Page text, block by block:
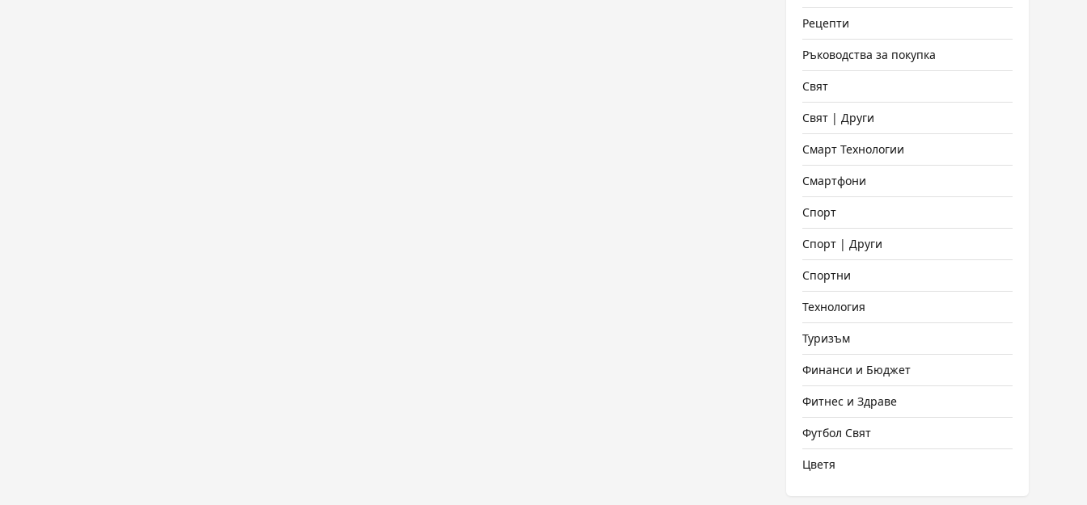
Рецепти
Ръководства за покупка
Свят
Свят | Други
Смарт Технологии
Смартфони
Спорт
Спорт | Други
Спортни
Технология
Туризъм
Финанси и Бюджет
Фитнес и Здраве
Футбол Свят
Цветя